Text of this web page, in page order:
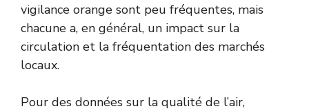
vigilance orange sont peu fréquentes, mais
chacune a, en général, un impact sur la
circulation et la fréquentation des marchés
locaux.
Pour des données sur la qualité de l’air,